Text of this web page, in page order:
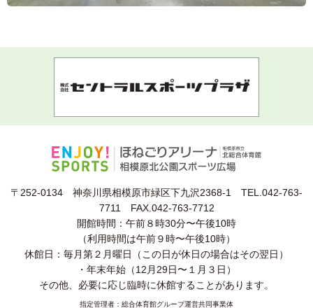
〒252-0134 神奈川県相模原市緑区下九沢2368-1 TEL.042-763-
7711 FAX.042-763-7712
開館時間：午前８時30分〜午後10時
（利用時間は午前９時〜午後10時）
休館日：毎月第２月曜日（この日が休日の場合はその翌日）
・年末年始（12月29日〜１月３日）
その他、必要に応じ臨時に休館することがあります。
指定管理者：総合体育館グループ運営共同事業体